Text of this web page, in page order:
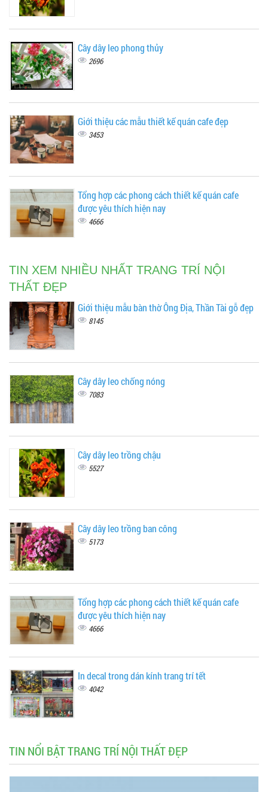
Cây dây leo phong thủy
2696
Giới thiệu các mẫu thiết kế quán cafe đẹp
3453
Tổng hợp các phong cách thiết kế quán cafe
được yêu thích hiện nay
4666
TIN XEM NHIỀU NHẤT TRANG TRÍ NỘI
THẤT ĐẸP
Giới thiệu mẫu bàn thờ Ông Địa, Thần Tài gỗ đẹp
8145
Cây dây leo chống nóng
7083
Cây dây leo trồng chậu
5527
Cây dây leo trồng ban công
5173
Tổng hợp các phong cách thiết kế quán cafe
được yêu thích hiện nay
4666
In decal trong dán kính trang trí tết
4042
TIN NỔI BẬT TRANG TRÍ NỘI THẤT ĐẸP